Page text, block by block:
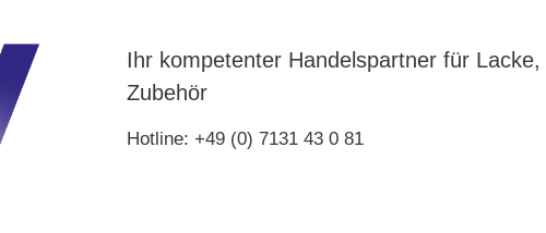
Ihr kompetenter Handelspartner für Lacke,
Zubehör
Hotline: +49 (0) 7131 43 0 81